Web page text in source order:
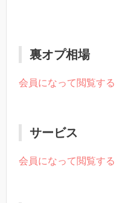
裏オプ相場
会員になって閲覧する
サービス
会員になって閲覧する